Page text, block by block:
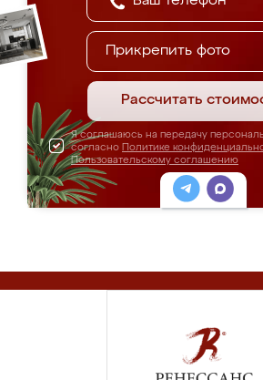
Прикрепить фото
Рассчитать
Я соглашаюсь на передачу
согласно Политике
Пользовательскому соглашению